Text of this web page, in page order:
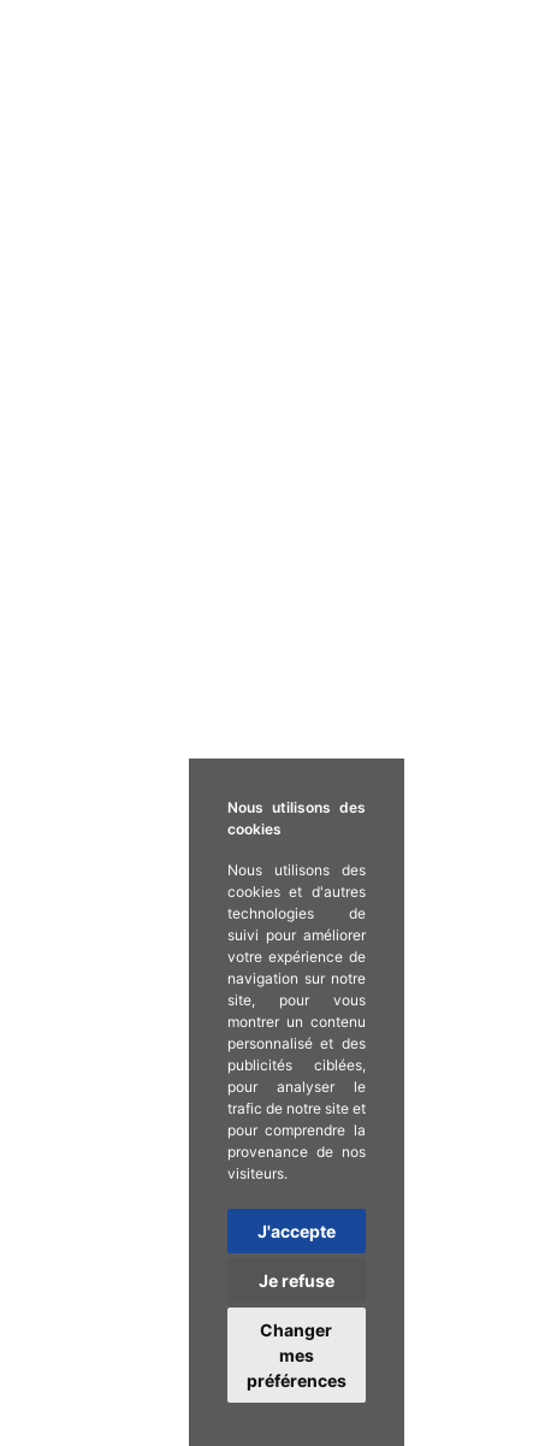
Nous utilisons des
cookies
Nous utilisons des
cookies et d'autres
technologies de
suivi pour améliorer
votre expérience de
navigation sur notre
site, pour vous
montrer un contenu
personnalisé et des
publicités ciblées,
pour analyser le
trafic de notre site et
pour comprendre la
provenance de nos
visiteurs.
J'accepte
Je refuse
Changer
mes
préférences